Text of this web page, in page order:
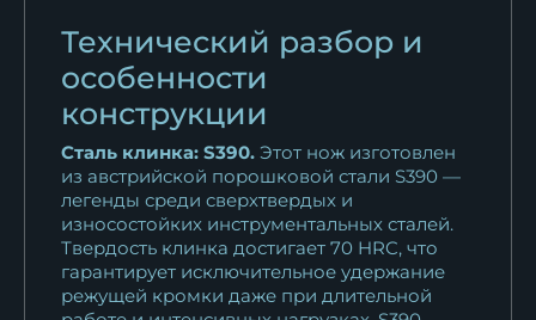
Технический разбор и
особенности
конструкции
Сталь клинка: S390. Этот нож изготовлен
из австрийской порошковой стали S390 —
легенды среди сверхтвердых и
износостойких инструментальных сталей.
Твердость клинка достигает 70 HRC, что
гарантирует исключительное удержание
режущей кромки даже при длительной